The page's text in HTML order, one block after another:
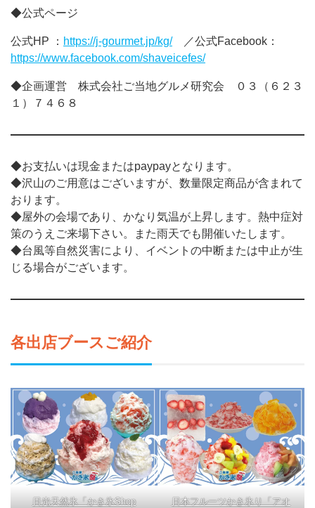
◆公式ページ
公式HP ： https://j-gourmet.jp/kg/／公式Facebook：
https://www.facebook.com/shaveicefes/
◆企画運営 株式会社ご当地グルメ研究会 ０３（６２３
１）７４６８
◆お支払いは現金またはpaypayとなります。
◆沢山のご用意はございますが、数量限定商品が含まれて
おります。
◆屋外の会場であり、かなり気温が上昇します。熱中症対
策のうえご来場下さい。また雨天でも開催いたします。
◆台風等自然災害により、イベントの中断または中止が生
じる場合がございます。
各出店ブースご紹介
日光天然氷「かき氷Shop
日本フルーツかき氷り「アオ